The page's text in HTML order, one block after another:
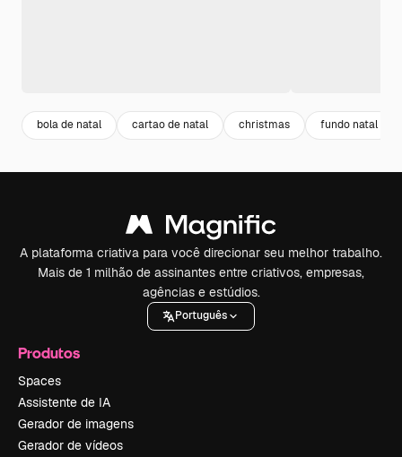
bola de natal cartao de natal christmas fundo natal
A plataforma criativa para você direcionar seu melhor trabalho.
Mais de 1 milhão de assinantes entre criativos, empresas,
agências e estúdios.
Português
Produtos
Spaces
Assistente de IA
Gerador de imagens
Gerador de vídeos